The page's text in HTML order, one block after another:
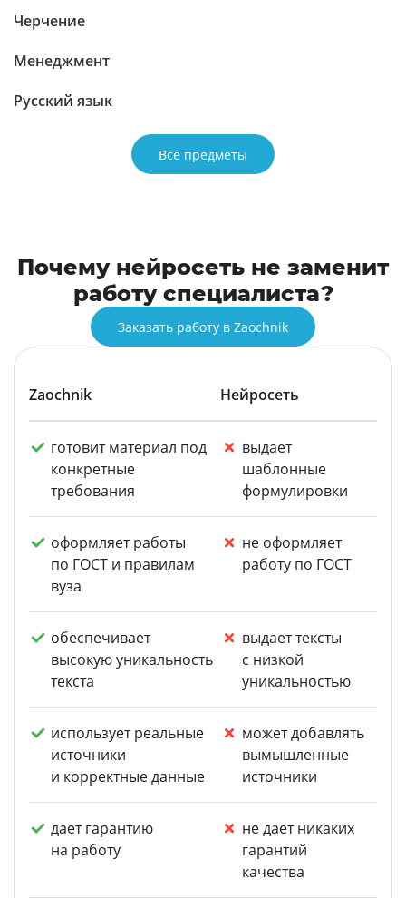
Черчение
Менеджмент
Русский язык
Все предметы
Почему нейросеть не заменит
работу специалиста?
Заказать работу в Zaochnik
Zaochnik Нейросеть
готовит материал под
конкретные
требования
выдает
шаблонные
формулировки
оформляет работы
по ГОСТ и правилам
вуза
не оформляет
работу по ГОСТ
обеспечивает
высокую уникальность
текста
выдает тексты
с низкой
уникальностью
использует реальные
источники
и корректные данные
может добавлять
вымышленные
источники
дает гарантию
на работу
не дает никаких
гарантий
качества